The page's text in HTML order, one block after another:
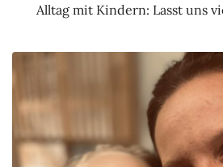
Alltag mit Kindern: Lasst uns